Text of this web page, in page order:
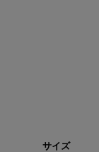
サイズ